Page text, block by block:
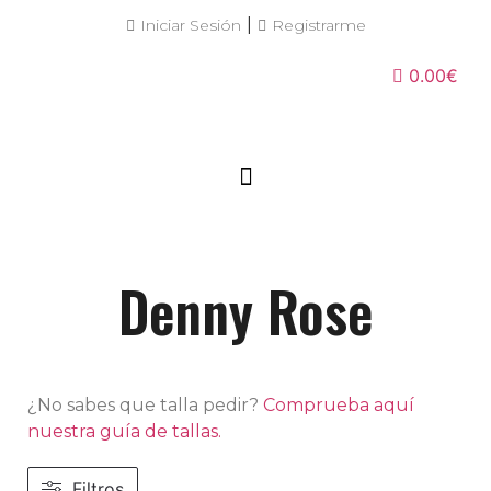
Iniciar Sesión Registrarme
0.00€
Denny Rose
¿No sabes que talla pedir? Comprueba aquí
nuestra guía de tallas.